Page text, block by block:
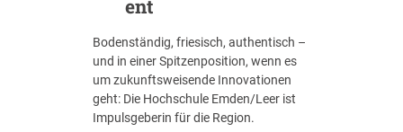
i
n
A
r
c
ent
Bodenständig, friesisch, authentisch –
und in einer Spitzenposition, wenn es
um zukunftsweisende Innovationen
geht: Die Hochschule Emden/​Leer ist
Impulsgeberin für die Region.